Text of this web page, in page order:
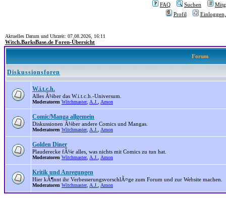
FAQ Suchen
Profil
Aktuelles Datum und Uhrzeit: 07.08.2026, 16:11
Witch.BarksBase.de Foren-Übersicht
Forum
Diskussionsforen
W.i.t.c.h.
Alles Ã¼ber das W.i.t.c.h.-Universum.
Moderatoren Witchmaster, A.J. Amon
Comic/Manga allgemein
Diskussionen Ã¼ber andere Comics und Mangas.
Moderatoren Witchmaster, A.J. Amon
Golden Diner
Plauderecke fÃ¼r alles, was nichts mit Comics zu tun hat.
Moderatoren Witchmaster, A.J. Amon
Kritik und Anregungen
Hier kÃ¶nnt ihr VerbesserungsvorschlÃ¤ge zum Forum und zur Website machen.
Moderatoren Witchmaster, A.J. Amon